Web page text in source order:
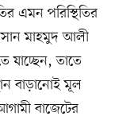
এমন পরিস্থিতির
মাহমুদ আলী
যাচ্ছেন, তাতে
বাড়ানোই মূল
বাজেটের